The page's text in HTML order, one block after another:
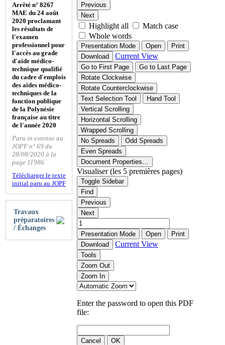
Arrêté n° 8267
MAE du 24 août
2020 proclamant
les résultats de
l'examen
professionnel pour
l'accès au grade
d'aide médico-
technique qualifié
du cadre d'emplois
des aides médico-
techniques de la
fonction publique
de la Polynésie
française au titre
de l'année 2020
Paru in extenso au
JOPF n° 69 du
28/08/2020 à la
page 11986
Télécharger le texte
initial paru au JOPF
Travaux
préparatoires
/ Échanges
Previous
Next
Highlight all
Match case
Whole words
Presentation Mode Open
Print
Download
Current View
Go to First Page
Go to Last Page
Rotate Clockwise
Rotate Counterclockwise
Text Selection Tool
Hand Tool
Vertical Scrolling
Horizontal Scrolling
Wrapped Scrolling
No Spreads
Odd Spreads
Even Spreads
Document Properties…
Visualiser (les 5 premières pages)
Toggle Sidebar
Find
Previous
Next
Presentation Mode Open
Print
Download
Current View
Tools
Zoom Out
Zoom In
Enter the password to open this PDF
file:
Cancel OK